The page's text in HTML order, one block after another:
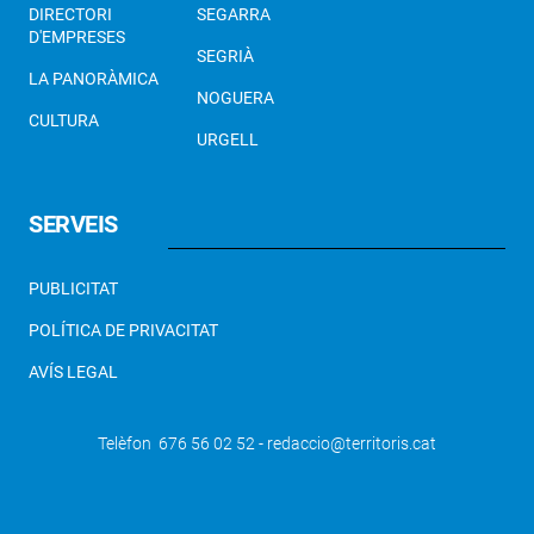
DIRECTORI
D'EMPRESES
LA PANORÀMICA
CULTURA
SEGARRA
SEGRIÀ
NOGUERA
URGELL
SERVEIS
PUBLICITAT
POLÍTICA DE PRIVACITAT
AVÍS LEGAL
Telèfon 676 56 02 52 - redaccio@territoris.cat